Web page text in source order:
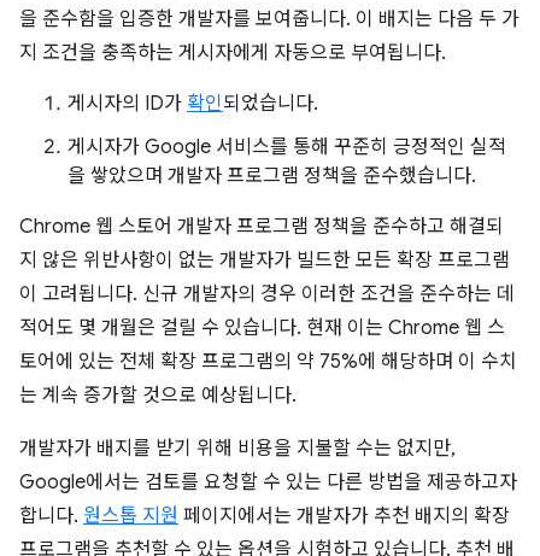
을 준수함을 입증한 개발자를 보여줍니다. 이 배지는 다음 두 가
지 조건을 충족하는 게시자에게 자동으로 부여됩니다.
게시자의 ID가 확인되었습니다.
게시자가 Google 서비스를 통해 꾸준히 긍정적인 실적
을 쌓았으며 개발자 프로그램 정책을 준수했습니다.
Chrome 웹 스토어 개발자 프로그램 정책을 준수하고 해결되
지 않은 위반사항이 없는 개발자가 빌드한 모든 확장 프로그램
이 고려됩니다. 신규 개발자의 경우 이러한 조건을 준수하는 데
적어도 몇 개월은 걸릴 수 있습니다. 현재 이는 Chrome 웹 스
토어에 있는 전체 확장 프로그램의 약 75%에 해당하며 이 수치
는 계속 증가할 것으로 예상됩니다.
개발자가 배지를 받기 위해 비용을 지불할 수는 없지만,
Google에서는 검토를 요청할 수 있는 다른 방법을 제공하고자
합니다. 원스톱 지원 페이지에서는 개발자가 추천 배지의 확장
프로그램을 추천할 수 있는 옵션을 시험하고 있습니다. 추천 배